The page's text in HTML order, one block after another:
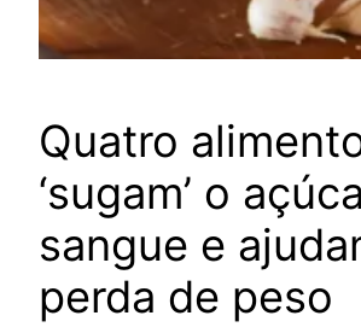
Quatro
‘sugam’ o
sangue e
perda de peso